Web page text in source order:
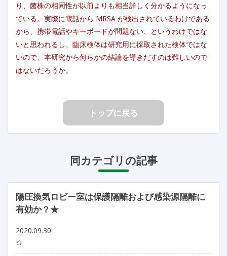
り、菌株の相同性が以前よりも相当詳しく分かるようになっ
ている。実際に電話から MRSA が検出されているわけである
から、携帯電話やキーボードが問題ない、というわけではな
いと思われるし、臨床検体は研究用に採取された検体ではな
いので、本研究から何らかの結論を導きだすのは難しいので
はないだろうか。
トップに戻る
同カテゴリの記事
陽圧換気ロビー室は保護隔離および感染源隔離に
有効か？★
2020.09.30
☆